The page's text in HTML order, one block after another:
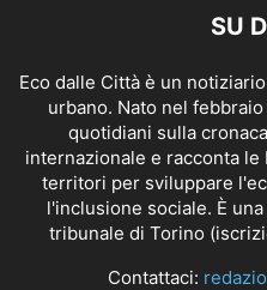
SU
Eco dalle Città è un
urbano. Nato nel
quotidiani sulla
internazionale e racconta
territori per sviluppare
l'inclusione sociale. È
tribunale di Torino
Contattaci: